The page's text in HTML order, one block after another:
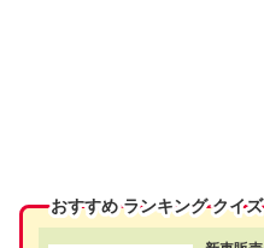
おすすめ ランキング クイズ